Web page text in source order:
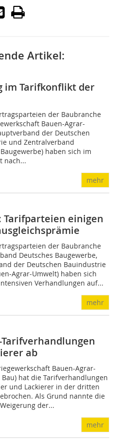
Artikel:
im Tarifkonflikt der
der Baubranche
Bauen-Agrar-
der Deutschen
und Zentralverband
haben sich im
nach...
mehr
Tarifparteien einigen
der Baubranche
Deutsches Baugewerbe,
der Deutschen Bauindustrie
Agrar-Umwelt) haben sich
Verhandlungen auf...
mehr
ab
Bauen-Agrar-
Bau) hat die Tarifverhandlungen
und Lackierer in der dritten
Als Grund nannte die
der...
mehr